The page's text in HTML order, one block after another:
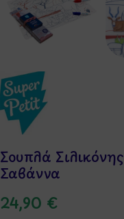
Σουπλά
Σαβάννα
24,90 €